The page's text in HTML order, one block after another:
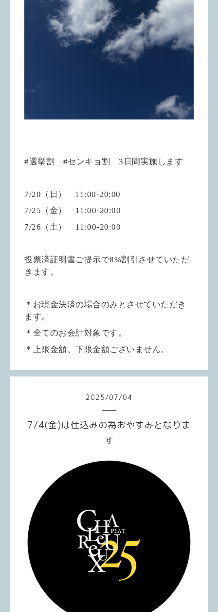
#選挙割 #センキョ割 3日間実施します
7/20（日） 11:00-20:00
7/25（金）
11:00-20:00
7/26（土）
11:00-20:00
投票済証明書ご提示で8%割引させていただ
きます。
＊お現金決済の場合のみとさせていただき
ます。
＊全てのお会計対象です。
＊上限金額、下限金額ございません。
2025/07/04
7/4(金)は仕込みの為おやすみとなりま
す